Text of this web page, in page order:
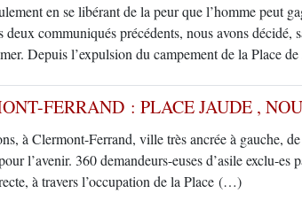
en se libérant de la peur que l’homme peut
deux communiqués précédents, nous avons
Depuis l’expulsion du campement de la Place
FERRAND : PLACE JAUDE ,
à Clermont-Ferrand, ville très ancrée à gauche,
l’avenir. 360 demandeurs-euses d’asile exclu-
à travers l’occupation de la Place (…)